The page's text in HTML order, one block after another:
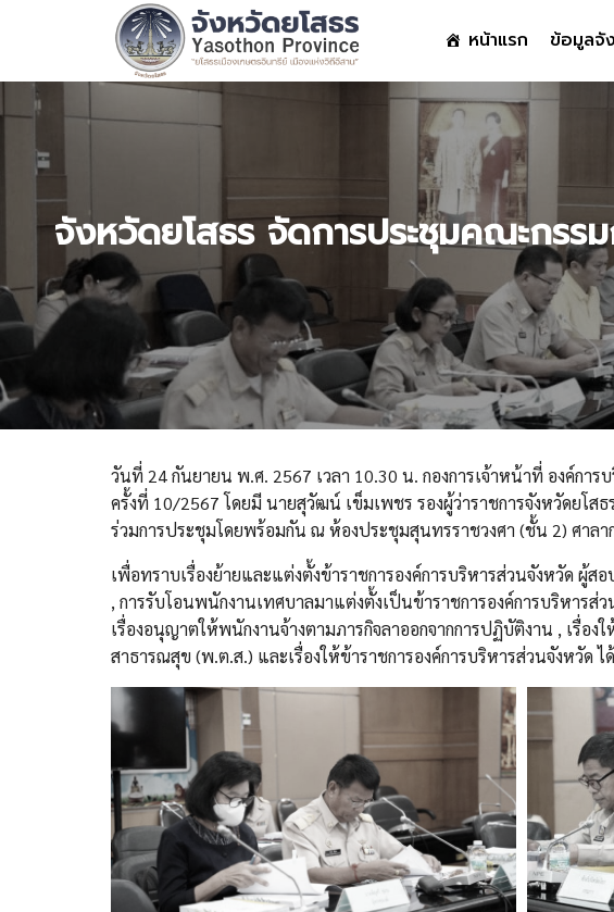
หน้าแรก ข้อมูลจั
for:
จังหวัดยโสธร จัดการประชุมคณะกรร
วันที่ 24 กันยายน พ.ศ. 2567 เวลา 10.30 น. กองการเจ้าหน้าที่ องค์การ
ครั้งที่ 10/2567 โดยมี นายสุวัฒน์ เข็มเพชร รองผู้ว่าราชการจังหวัดยโส
ร่วมการประชุมโดยพร้อมกัน ณ ห้องประชุมสุนทรราชวงศา (ชั้น 2) ศาลา
เพื่อทราบเรื่องย้ายและแต่งตั้งข้าราชการองค์การบริหารส่วนจังหวัด ผู้
, การรับโอนพนักงานเทศบาลมาแต่งตั้งเป็นข้าราชการองค์การบริหาร
เรื่องอนุญาตให้พนักงานจ้างตามภารกิจลาออกจากการปฏิบัติงาน , เรื่
สาธารณสุข (พ.ต.ส.) และเรื่องให้ข้าราชการองค์การบริหารส่วนจังหวั